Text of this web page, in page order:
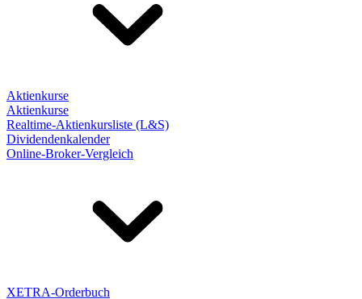
Aktienkurse
Aktienkurse
Realtime-Aktienkursliste (L&S)
Dividendenkalender
Online-Broker-Vergleich
XETRA-Orderbuch